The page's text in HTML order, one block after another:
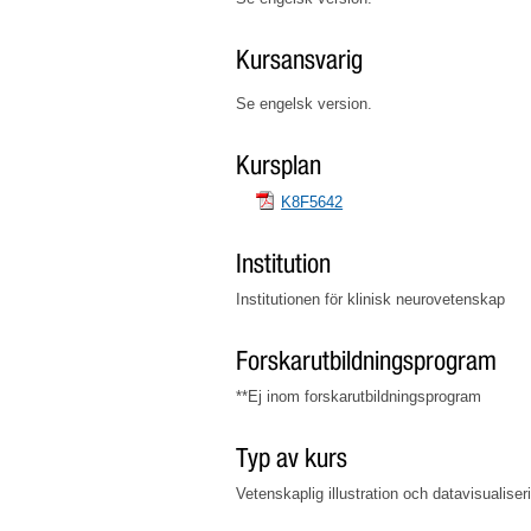
Kursansvarig
Se engelsk version.
Kursplan
K8F5642
Institution
Institutionen för klinisk neurovetenskap
Forskarutbildningsprogram
**Ej inom forskarutbildningsprogram
Typ av kurs
Vetenskaplig illustration och